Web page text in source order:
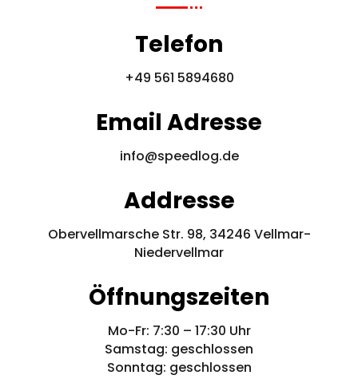
Telefon
+49 561 5894680
Email Adresse
info@speedlog.de
Addresse
Obervellmarsche Str. 98, 34246 Vellmar-
Niedervellmar
Öffnungszeiten
Mo-Fr: 7:30 – 17:30 Uhr
Samstag: geschlossen
Sonntag: geschlossen